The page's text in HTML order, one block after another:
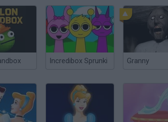
Incredibox Sprunki Granny